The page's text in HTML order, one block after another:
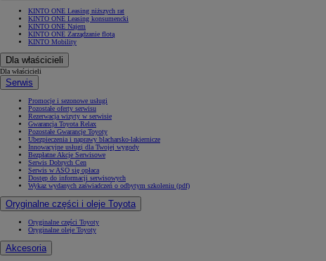
KINTO ONE Leasing niższych rat
KINTO ONE Leasing konsumencki
KINTO ONE Najem
KINTO ONE Zarządzanie flotą
KINTO Mobility
Dla właścicieli
Dla właścicieli
Serwis
Promocje i sezonowe usługi
Pozostałe oferty serwisu
Rezerwacja wizyty w serwisie
Gwarancja Toyota Relax
Pozostałe Gwarancje Toyoty
Ubezpieczenia i naprawy blacharsko-lakiernicze
Innowacyjne usługi dla Twojej wygody
Bezpłatne Akcje Serwisowe
Serwis Dobrych Cen
Serwis w ASO się opłaca
Dostęp do informacji serwisowych
Wykaz wydanych zaświadczeń o odbytym szkoleniu (pdf)
Oryginalne części i oleje Toyota
Oryginalne części Toyoty
Oryginalne oleje Toyoty
Akcesoria